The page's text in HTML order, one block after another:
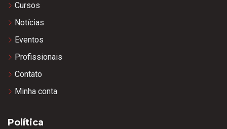
Cursos
Notícias
Eventos
Profissionais
Contato
Minha conta
Política